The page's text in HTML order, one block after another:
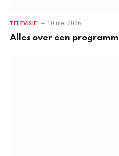
TELEVISIE 10 mei 2026
Alles over een